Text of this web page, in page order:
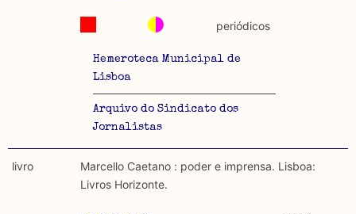
Hemeroteca Municipal de
Lisboa
Arquivo do Sindicato dos
Jornalistas
periódicos
livro
Marcello Caetano : poder e imprensa. Lisboa:
Livros Horizonte.